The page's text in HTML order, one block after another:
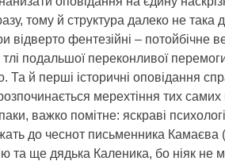
тому й структура далеко не така
відверто фентезійні – потойбічне
тлі подальшої переконливої
й перші історичні оповідання
мерехтіння тих
важко помітне: яскраві
до чеснот письменника Камаєва
та ще дядька Каленика, бо ніяк не